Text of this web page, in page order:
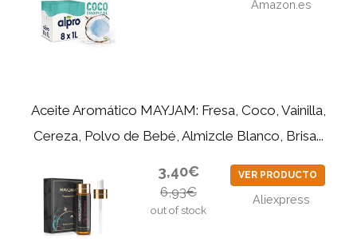
Amazon.es
Aceite Aromático MAYJAM: Fresa, Coco, Vainilla,
Cereza, Polvo de Bebé, Almizcle Blanco, Brisa...
3,40€
6,93€
out of stock
VER PRODUCTO
Aliexpress